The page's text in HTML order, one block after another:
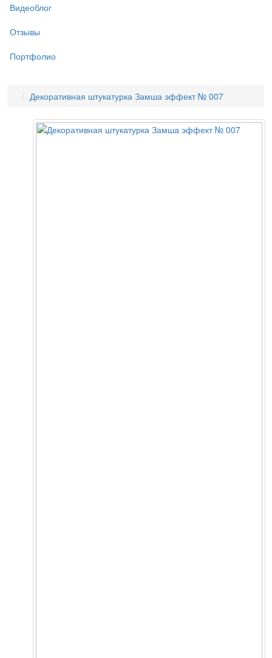
Видеоблог
Отзывы
Портфолио
Декоративная штукатурка Замша эффект № 007